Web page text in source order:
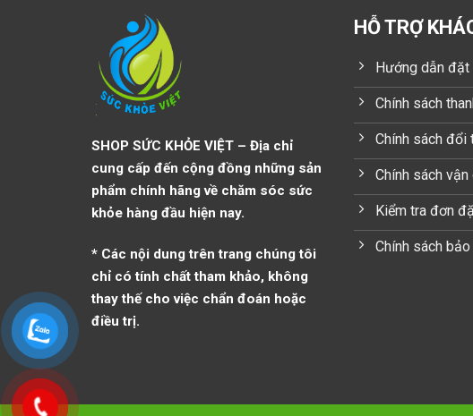
SHOP SỨC KHỎE VIỆT – Địa chỉ
cung cấp đến cộng đồng những sản
phẩm chính hãng về chăm sóc sức
khỏe hàng đầu hiện nay.
* Các nội dung trên trang chúng tôi
chỉ có tính chất tham khảo, không
thay thế cho việc chẩn đoán hoặc
điều trị.
HỖ TRỢ
Hướng dẫn đặt
Chính sách
Chính sách đổi
Chính sách vận
Kiểm tra đơn
Chính sách